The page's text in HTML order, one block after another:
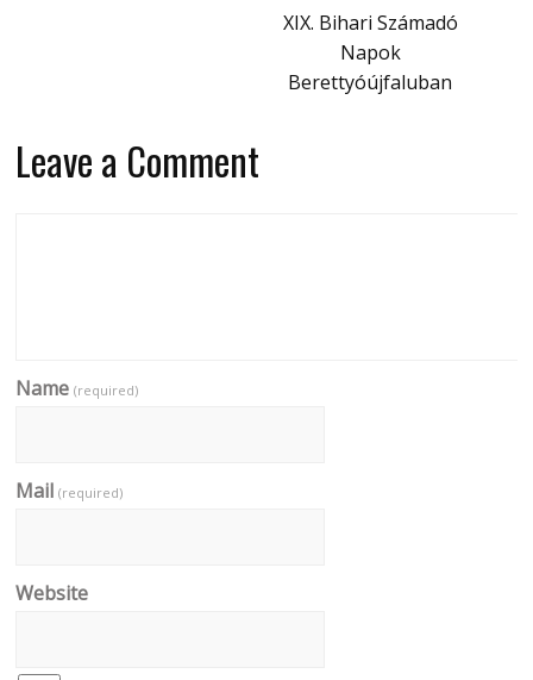
XIX. Bihari Számadó
Napok
Berettyóújfaluban
Leave a Comment
Name(required)
Mail(required)
Website